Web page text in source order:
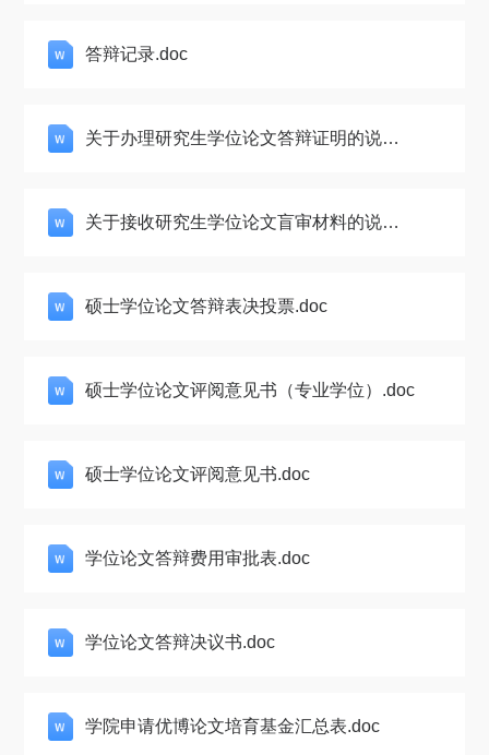
答辩记录.doc
关于办理研究生学位论文答辩证明的说
关于接收研究生学位论文盲审材料的说
硕士学位论文答辩表决投票.doc
硕士学位论文评阅意见书（专业学位）.doc
硕士学位论文评阅意见书.doc
学位论文答辩费用审批表.doc
学位论文答辩决议书.doc
学院申请优博论文培育基金汇总表.doc